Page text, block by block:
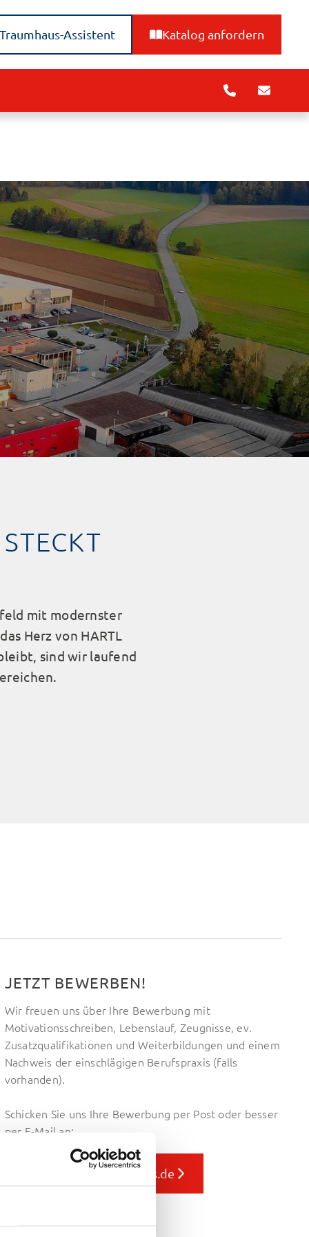
Traumhaus-Assistent Katalog anfordern
mit modernster
Herz von HARTL
sind wir laufend
JETZT BEWERBEN!
Wir freuen uns über Ihre Bewerbung mit
Motivationsschreiben, Lebenslauf, Zeugnisse, ev.
Zusatzqualifikationen und Weiterbildungen und einem
Nachweis der einschlägigen Berufspraxis (falls
vorhanden).
Schicken Sie uns Ihre Bewerbung per Post oder besser
per E-Mail an:
bewerbung(at)hartlhaus.de